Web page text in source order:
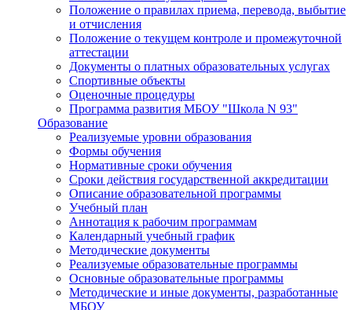
Положение о правилах приема, перевода, выбытие
и отчисления
Положение о текущем контроле и промежуточной
аттестации
Документы о платных образовательных услугах
Спортивные объекты
Оценочные процедуры
Программа развития МБОУ "Школа N 93"
Образование
Реализуемые уровни образования
Формы обучения
Нормативные сроки обучения
Сроки действия государственной аккредитации
Описание образовательной программы
Учебный план
Аннотация к рабочим программам
Календарный учебный график
Методические документы
Реализуемые образовательные программы
Основные образовательные программы
Методические и иные документы, разработанные
МБОУ